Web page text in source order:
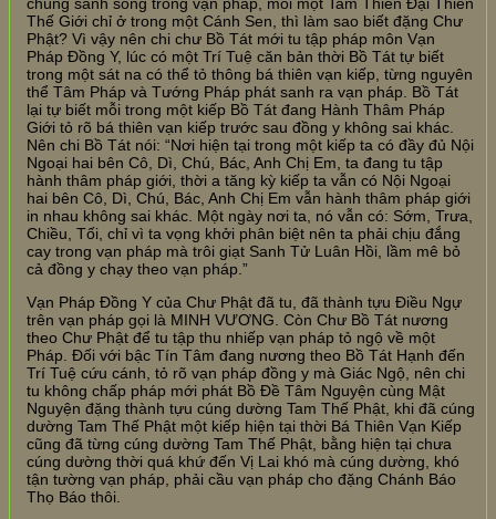
Thế Giới chỉ ở trong một Cánh Sen, thì làm sao biết đặng Chư
Phật? Vì vậy nên chi chư Bồ Tát mới tu tập pháp môn Vạn
Pháp Đồng Y, lúc có một Trí Tuệ căn bản thời Bồ Tát tự biết
trong một sát na có thể tỏ thông bá thiên vạn kiếp, từng nguyên
thể Tâm Pháp và Tướng Pháp phát sanh ra vạn pháp. Bồ Tát
lại tự biết mỗi trong một kiếp Bồ Tát đang Hành Thâm Pháp
Giới tỏ rõ bá thiên vạn kiếp trước sau đồng y không sai khác.
Nên chi Bồ Tát nói: “Nơi hiện tại trong một kiếp ta có đầy đủ Nội
Ngoại hai bên Cô, Dì, Chú, Bác, Anh Chị Em, ta đang tu tập
hành thâm pháp giới, thời a tăng kỳ kiếp ta vẫn có Nội Ngoại
hai bên Cô, Dì, Chú, Bác, Anh Chị Em vẫn hành thâm pháp giới
in nhau không sai khác. Một ngày nơi ta, nó vẫn có: Sớm, Trưa,
Chiều, Tối, chỉ vì ta vọng khởi phân biệt nên ta phải chịu đắng
cay trong vạn pháp mà trôi giạt Sanh Tử Luân Hồi, lầm mê bỏ
cả đồng y chạy theo vạn pháp.”
Vạn Pháp Đồng Y của Chư Phật đã tu, đã thành tựu Điều Ngự
trên vạn pháp gọi là MINH VƯƠNG. Còn Chư Bồ Tát nương
theo Chư Phật để tu tập thu nhiếp vạn pháp tỏ ngộ về một
Pháp. Đối với bậc Tín Tâm đang nương theo Bồ Tát Hạnh đến
Trí Tuệ cứu cánh, tỏ rõ vạn pháp đồng y mà Giác Ngộ, nên chi
tu không chấp pháp mới phát Bồ Đề Tâm Nguyện cùng Mật
Nguyện đặng thành tựu cúng dường Tam Thế Phật, khi đã cúng
dường Tam Thế Phật một kiếp hiện tại thời Bá Thiên Vạn Kiếp
cũng đã từng cúng dường Tam Thế Phật, bằng hiện tại chưa
cúng dường thời quá khứ đến Vị Lai khó mà cúng dường, khó
tận tường vạn pháp, phải cầu vạn pháp cho đặng Chánh Báo
Thọ Báo thôi.